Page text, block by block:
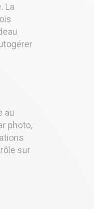
La
au
photo,
sur